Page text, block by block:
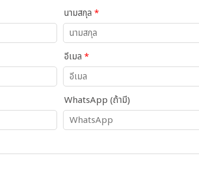
นามสกุล *
อีเมล *
WhatsApp (ถ้ามี)